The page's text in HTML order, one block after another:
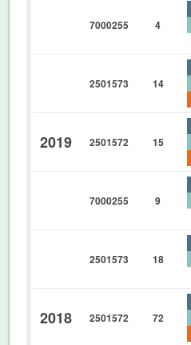
7000255 4
2501573 14
2019 2501572 15
7000255 9
2501573 18
2018 2501572 72